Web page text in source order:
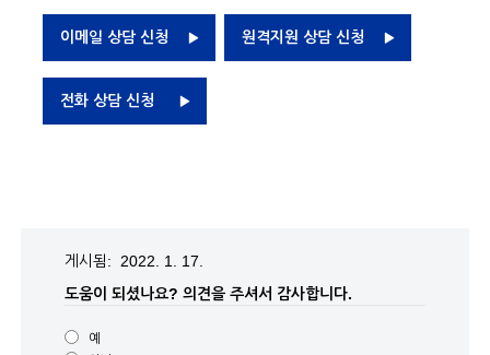
이메일 상담 신청 원격지원 상담 신청
전화 상담 신청
게시됨: 2022. 1. 17.
도움이 되셨나요? 의견을 주셔서 감사합니다.
예